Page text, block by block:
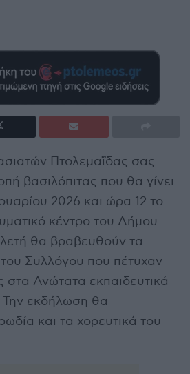
Πτολεμαΐδας σας
βασιλόπιτας που θα γίνει
2026 και ώρα 12 το
κέντρο του Δήμου
θα βραβευθούν τα
Συλλόγου που πέτυχαν
στα Ανώτατα εκπαιδευτικά
Την εκδήλωση θα
και τα χορευτικά του